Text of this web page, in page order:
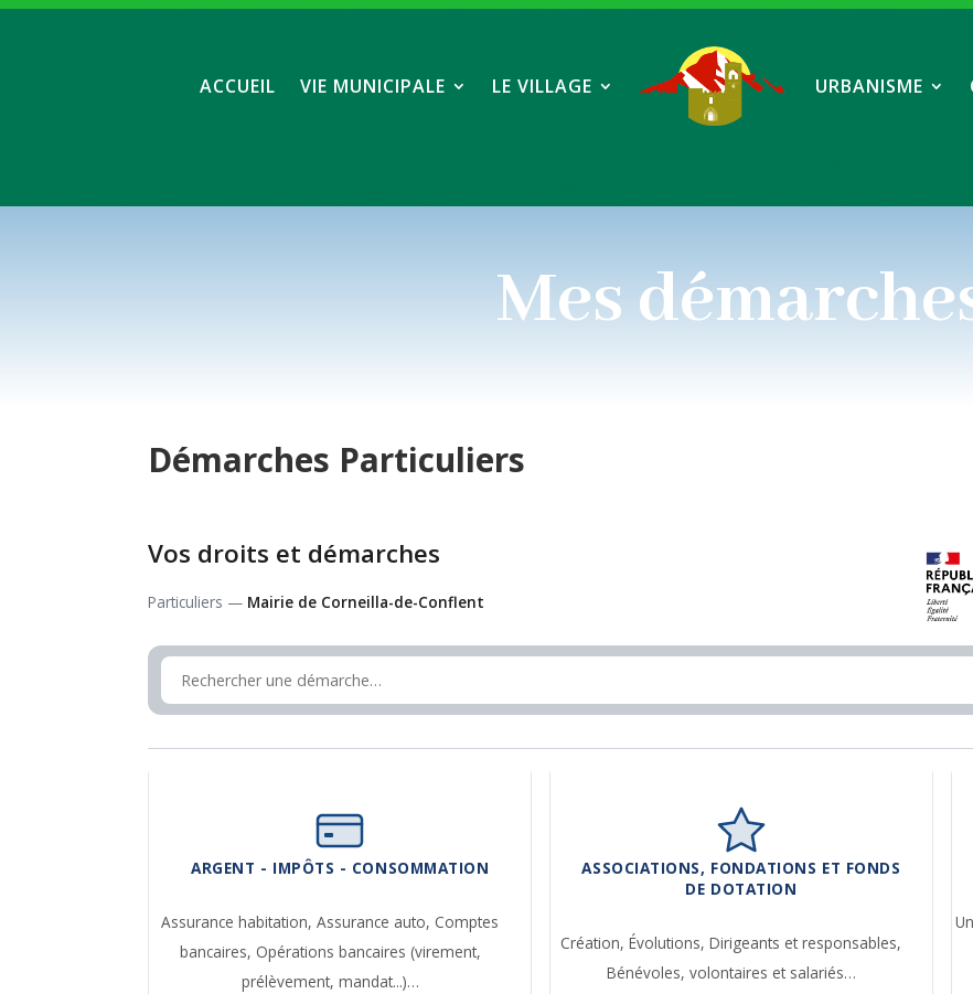
ACCUEIL VIE MUNICIPALE LE VILLAGE URBANISME
Mes
Démarches Particuliers
Vos droits et démarches
Particuliers — Mairie de Corneilla-de-Conflent
ARGENT - IMPÔTS - CONSOMMATION
Assurance habitation,Assurance auto, Comptes
bancaires, Opérations bancaires (virement,
prélèvement, mandat...)…
ASSOCIATIONS, FONDATIONS ET FONDS
DE DOTATION
Création,Évolutions,Dirigeants et responsables,
Bénévoles, volontaires et salariés…